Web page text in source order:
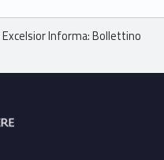
Excelsior Informa: Bollettino